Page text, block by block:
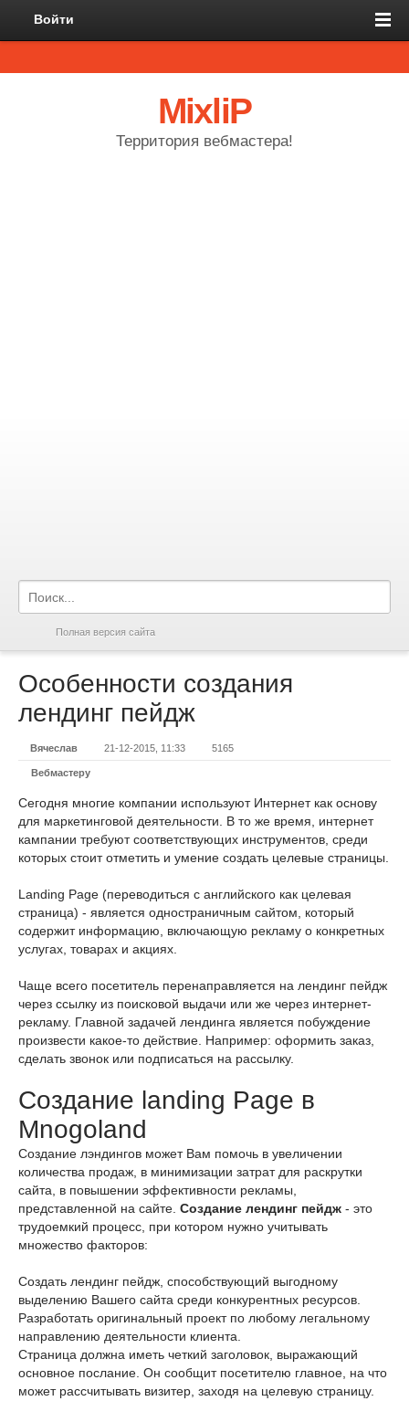
Войти
MixliP
Территория вебмастера!
Полная версия сайта
Особенности создания
лендинг пейдж
Вячеслав 21-12-2015, 11:33 5165
Вебмастеру
Сегодня многие компании используют Интернет как основу
для маркетинговой деятельности. В то же время, интернет
кампании требуют соответствующих инструментов, среди
которых стоит отметить и умение создать целевые страницы.
Landing Page (переводиться с английского как целевая
страница) - является одностраничным сайтом, который
содержит информацию, включающую рекламу о конкретных
услугах, товарах и акциях.
Чаще всего посетитель перенаправляется на лендинг пейдж
через ссылку из поисковой выдачи или же через интернет-
рекламу. Главной задачей лендинга является побуждение
произвести какое-то действие. Например: оформить заказ,
сделать звонок или подписаться на рассылку.
Создание landing Page в
Mnogoland
Создание лэндингов может Вам помочь в увеличении
количества продаж, в минимизации затрат для раскрутки
сайта, в повышении эффективности рекламы,
представленной на сайте. Создание лендинг пейдж - это
трудоемкий процесс, при котором нужно учитывать
множество факторов:
Создать лендинг пейдж, способствующий выгодному
выделению Вашего сайта среди конкурентных ресурсов.
Разработать оригинальный проект по любому легальному
направлению деятельности клиента.
Страница должна иметь четкий заголовок, выражающий
основное послание. Он сообщит посетителю главное, на что
может рассчитывать визитер, заходя на целевую страницу.